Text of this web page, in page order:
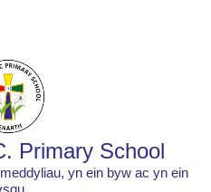
Primary School
yn ein byw ac yn ein